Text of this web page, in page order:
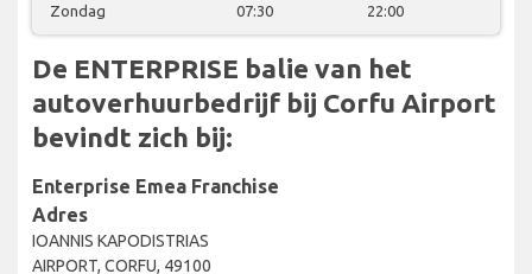
Zondag 07:30 22:00
De ENTERPRISE balie van het
autoverhuurbedrijf bij Corfu Airport
bevindt zich bij:
Enterprise Emea Franchise
Adres
IOANNIS KAPODISTRIAS
AIRPORT, CORFU, 49100